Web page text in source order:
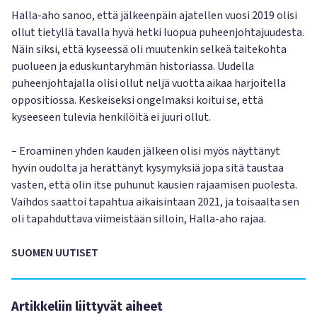
Halla-aho sanoo, että jälkeenpäin ajatellen vuosi 2019 olisi
ollut tietyllä tavalla hyvä hetki luopua puheenjohtajuudesta.
Näin siksi, että kyseessä oli muutenkin selkeä taitekohta
puolueen ja eduskuntaryhmän historiassa. Uudella
puheenjohtajalla olisi ollut neljä vuotta aikaa harjoitella
oppositiossa. Keskeiseksi ongelmaksi koitui se, että
kyseeseen tulevia henkilöitä ei juuri ollut.
– Eroaminen yhden kauden jälkeen olisi myös näyttänyt
hyvin oudolta ja herättänyt kysymyksiä jopa sitä taustaa
vasten, että olin itse puhunut kausien rajaamisen puolesta.
Vaihdos saattoi tapahtua aikaisintaan 2021, ja toisaalta sen
oli tapahduttava viimeistään silloin, Halla-aho rajaa.
SUOMEN UUTISET
Artikkeliin liittyvät aiheet